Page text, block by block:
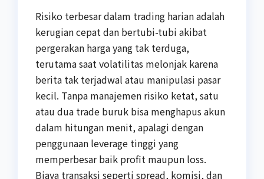
Risiko terbesar dalam trading harian adalah
kerugian cepat dan bertubi-tubi akibat
pergerakan harga yang tak terduga,
terutama saat volatilitas melonjak karena
berita tak terjadwal atau manipulasi pasar
kecil. Tanpa manajemen risiko ketat, satu
atau dua trade buruk bisa menghapus akun
dalam hitungan menit, apalagi dengan
penggunaan leverage tinggi yang
memperbesar baik profit maupun loss.
Biaya transaksi seperti spread, komisi, dan